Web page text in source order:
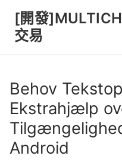
content
[開發
交易
Behov
Ekstrahjælp
Android